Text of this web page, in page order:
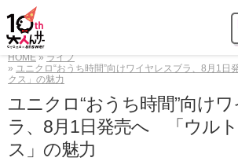
HOME
ライフ
ユニクロ“おうち時間”向けワイヤレスブラ、8月1
クス」の魅力
ユニクロ“おうち時間”向け
ラ、8月1日発売へ 「ウル
ス」の魅力